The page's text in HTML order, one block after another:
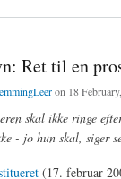
Ret til en
on 18
skal ikke ringe
- jo hun skal, siger
(17. februar